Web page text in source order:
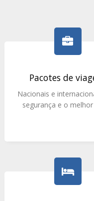
Pacotes de
Nacionais e
segurança e o